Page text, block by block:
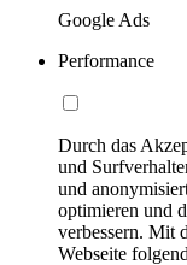
Google Ads
Performance
Durch das
und
und
optimieren und
verbessern. Mit
Webseite